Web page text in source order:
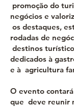
promoção do
negócios e
os destaques,
rodadas de
destinos
dedicados à
e à agricultura
O evento contará
que deve reunir